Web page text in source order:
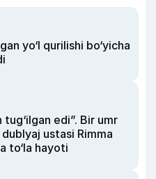
yo‘l qurilishi bo‘yicha
edi”. Bir umr
ustasi Rimma
to‘la hayoti